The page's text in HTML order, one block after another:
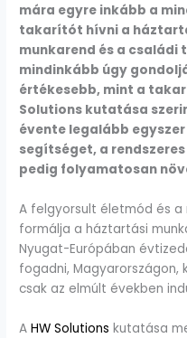
mára egyre inkább a
takarítót hívni a
munkarend és a családi
mindinkább úgy
értékesebb, mint a
Solutions kutatása
évente legalább
segítséget, a
pedig folyamatosan
A felgyorsult életmód és
formálja a háztartási
Nyugat-Európában
fogadni, Magyarországon,
csak az elmúlt években
AHW Solutions kutatása